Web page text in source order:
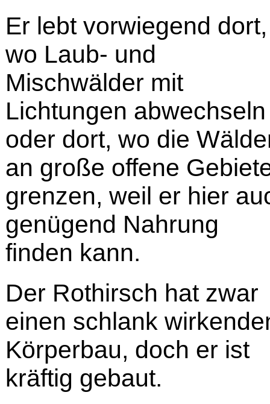
Er lebt vorwiegend dort,
wo Laub- und
Mischwälder mit
Lichtungen abwechseln
oder dort, wo die
an große offene
grenzen, weil er hier
genügend Nahrung
finden kann.
Der Rothirsch hat zwar
einen schlank
Körperbau, doch er ist
kräftig gebaut.